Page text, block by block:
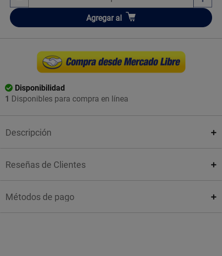
Añadir
Agregar al
Disponibilidad
1 Disponibles para compra en línea
Descripción
Reseñas de Clientes
Métodos de pago